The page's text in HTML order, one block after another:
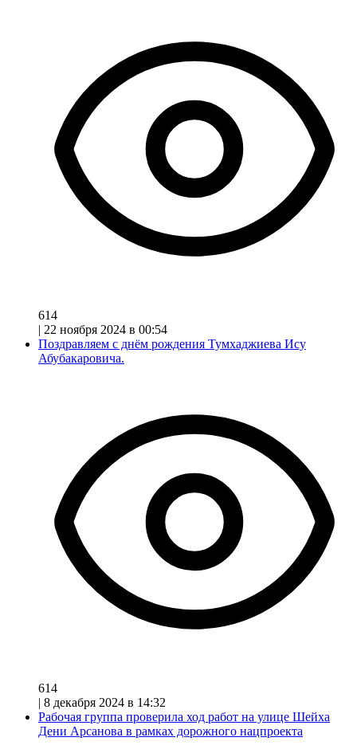
614
| 22 ноября 2024 в 00:54
Поздравляем с днём рождения Тумхаджиева Ису
Абубакаровича.
614
| 8 декабря 2024 в 14:32
Рабочая группа проверила ход работ на улице Шейха
Дени Арсанова в рамках дорожного нацпроекта